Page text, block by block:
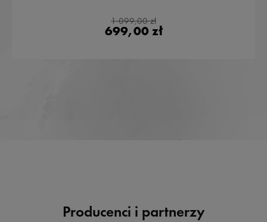
1 099,00 zł
699,00 zł
Producenci i partnerzy